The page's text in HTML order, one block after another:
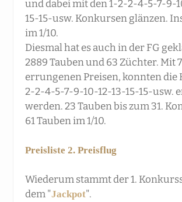
und dabei mit den 1-2-2-4-5-7-9-
15-15-usw. Konkursen glänzen.
im 1/10.
Diesmal hat es auch in der FG
2889 Tauben und 63 Züchter. Mit
errungenen Preisen, konnten die
2-2-4-5-7-9-10-12-13-15-15-usw.
werden. 23 Tauben bis zum 31.
61 Tauben im 1/10.
Preisliste 2. Preisflug
Wiederum stammt der 1.
dem "Jackpot".